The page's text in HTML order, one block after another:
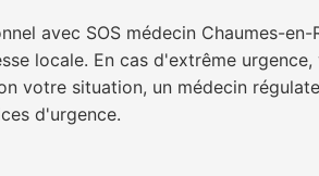
avec SOS médecin Chaumes-en-
locale. En cas d'extrême
votre situation, un médecin
d'urgence.